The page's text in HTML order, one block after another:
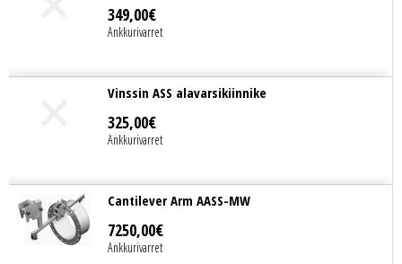
349,00€
Ankkurivarret
Vinssin ASS alavarsikiinnike
325,00€
Ankkurivarret
Cantilever Arm AASS-MW
7250,00€
Ankkurivarret